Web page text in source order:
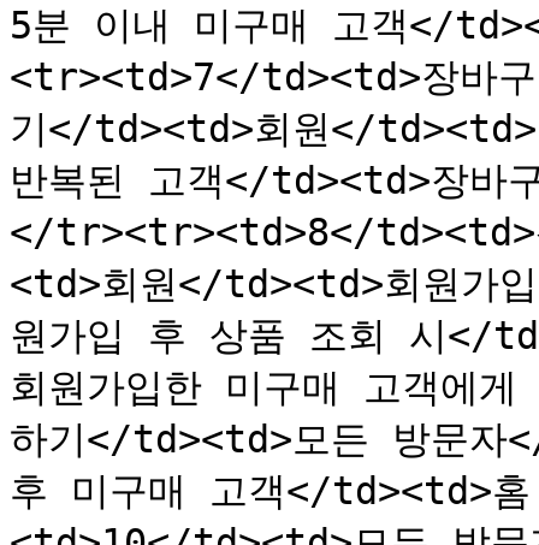
5분 이내 미구매 고객</
<tr><td>7</td><td>장바구
기</td><td>회원</
반복된 고객</td><td>장바
</tr><tr><td>8</td><td>
<td>회원</td><td>회원가
원가입 후 상품 조회 시</
회원가입한 미구매 고객에
하기</td><td>모든 방문자
후 미구매 고객</td><td>